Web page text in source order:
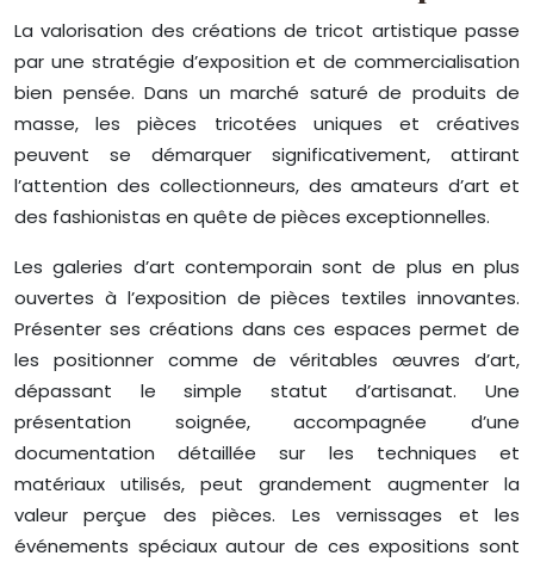
La valorisation des créations de tricot artistique passe
par une stratégie d’exposition et de commercialisation
bien pensée. Dans un marché saturé de produits de
masse, les pièces tricotées uniques et créatives
peuvent se démarquer significativement, attirant
l’attention des collectionneurs, des amateurs d’art et
des fashionistas en quête de pièces exceptionnelles.
Les galeries d’art contemporain sont de plus en plus
ouvertes à l’exposition de pièces textiles innovantes.
Présenter ses créations dans ces espaces permet de
les positionner comme de véritables œuvres d’art,
dépassant le simple statut d’artisanat. Une
présentation soignée, accompagnée d’une
documentation détaillée sur les techniques et
matériaux utilisés, peut grandement augmenter la
valeur perçue des pièces. Les vernissages et les
événements spéciaux autour de ces expositions sont